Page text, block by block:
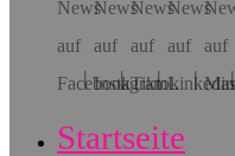
Startseite